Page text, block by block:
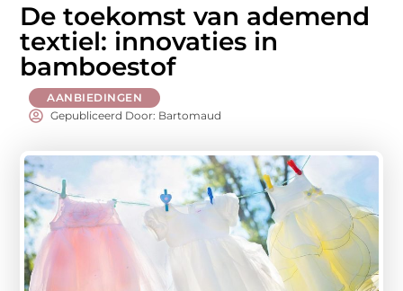
De toekomst van ademend
textiel: innovaties in
bamboestof
AANBIEDINGEN
Gepubliceerd Door: Bartomaud